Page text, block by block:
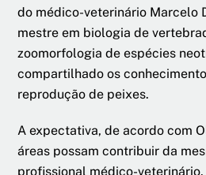
do médico-veterinário Marcelo
mestre em biologia de
zoomorfologia de espécies
compartilhado os
reprodução de peixes.
A expectativa, de acordo com
áreas possam contribuir da
profissional médico-